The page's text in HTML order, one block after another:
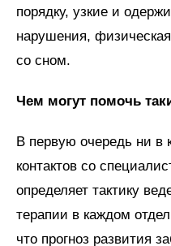
порядку, узкие и
нарушения,
со сном.
Чем могут помочь
В первую очередь ни в
контактов со
определяет тактику
терапии в каждом
что прогноз развития